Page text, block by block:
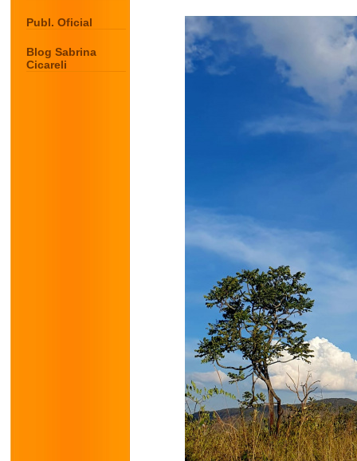
Publ. Oficial
Blog Sabrina
Cicareli